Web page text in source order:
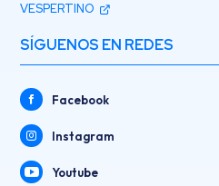
VESPERTINO
SÍGUENOS EN REDES
Facebook
Instagram
Youtube